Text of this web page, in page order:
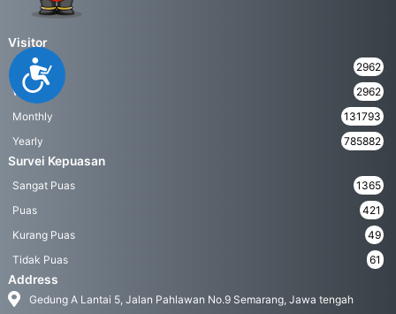
Accessibility
Visitor
Daily
2962
Weekly
2962
Monthly
131793
Yearly
785882
Survei Kepuasan
Sangat Puas
1365
Puas
421
Kurang Puas
49
Tidak Puas
61
Address
Gedung A Lantai 5, Jalan Pahlawan No.9 Semarang, Jawa tengah